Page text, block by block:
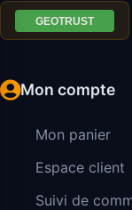
Mon compte
Mon panier
Espace client
Suivi de